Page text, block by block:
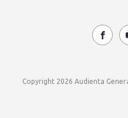
Copyright 2026 Audienta